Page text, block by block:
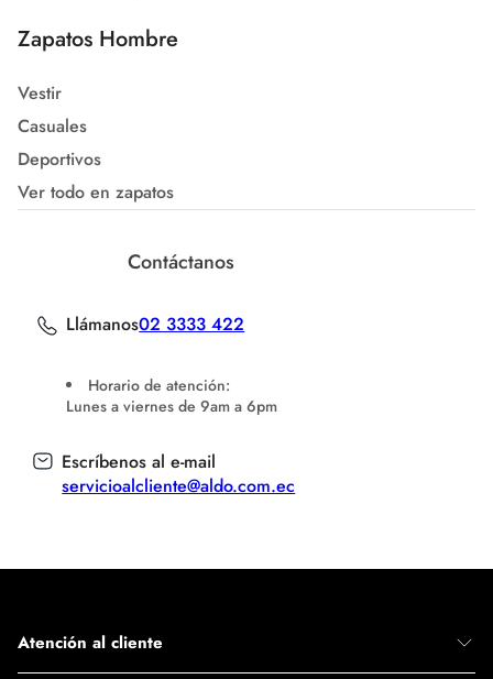
Zapatos Hombre
Vestir
Casuales
Deportivos
Ver todo en zapatos
Contáctanos
Llámanos02 3333 422
Horario de atención:
Lunes a viernes de 9am a 6pm
Escríbenos al e-mail
servicioalcliente@aldo.com.ec
Atención al cliente